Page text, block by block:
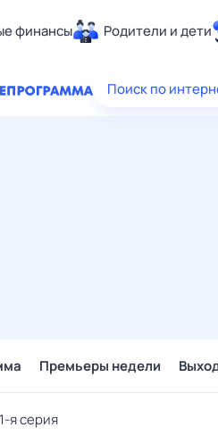
финансы Родители и дети
Здоровье
Поиск по
Премьеры недели
я серия